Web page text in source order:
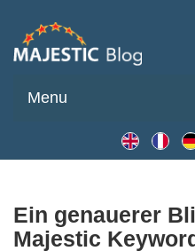
Menu
Ein genauerer
Majestic